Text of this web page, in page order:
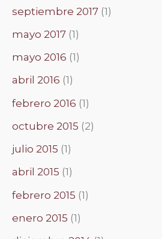
septiembre 2017 (1)
mayo 2017 (1)
mayo 2016 (1)
abril 2016 (1)
febrero 2016 (1)
octubre 2015 (2)
julio 2015 (1)
abril 2015 (1)
febrero 2015 (1)
enero 2015 (1)